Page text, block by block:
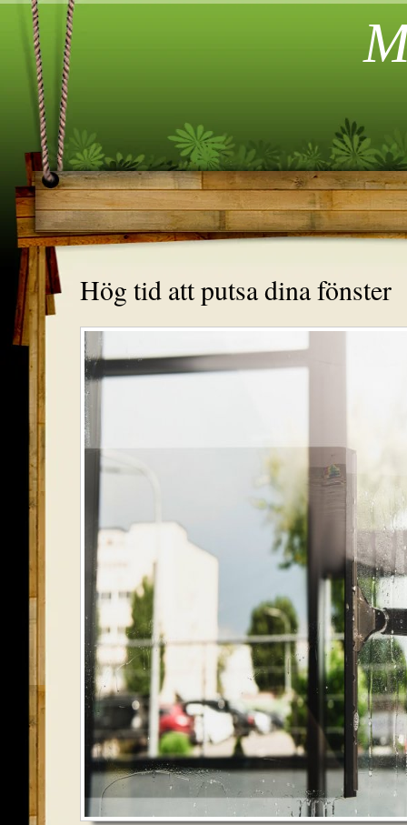
Hög tid att putsa dina fönster